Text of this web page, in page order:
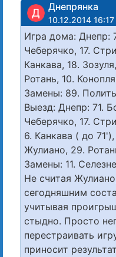
Д Днепрянка
10.12.2014 16:17
Игра дома: Днепр:
Чеберячко, 17.
Канкава, 18.
Ротань, 10.
Замены: 89.
Выезд: Днепр: 71.
Чеберячко, 17.
6. Канкава ( до
Жулиано, 29.
Замены: 11.
Не считая
сегодняшним
учитывая
стыдно. Просто
перестраивать
приносит